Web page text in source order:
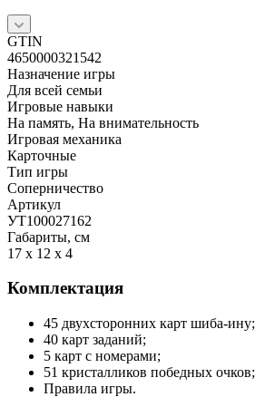
GTIN
4650000321542
Назначение игры
Для всей семьи
Игровые навыки
На память, На внимательность
Игровая механика
Карточные
Тип игры
Соперничество
Артикул
УТ100027162
Габариты, см
17 x 12 x 4
Комплектация
45 двухсторонних карт шиба-ину;
40 карт заданий;
5 карт с номерами;
51 кристалликов победных очков;
Правила игры.